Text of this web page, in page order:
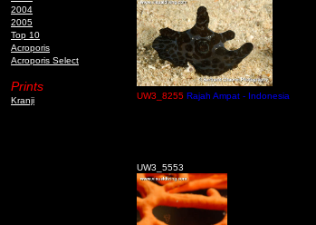
2004
2005
Top 10
Acroporis
Acroporis Select
Prints
Kranji UW3_8255 Rajah Ampat - Indonesia
UW3_5553